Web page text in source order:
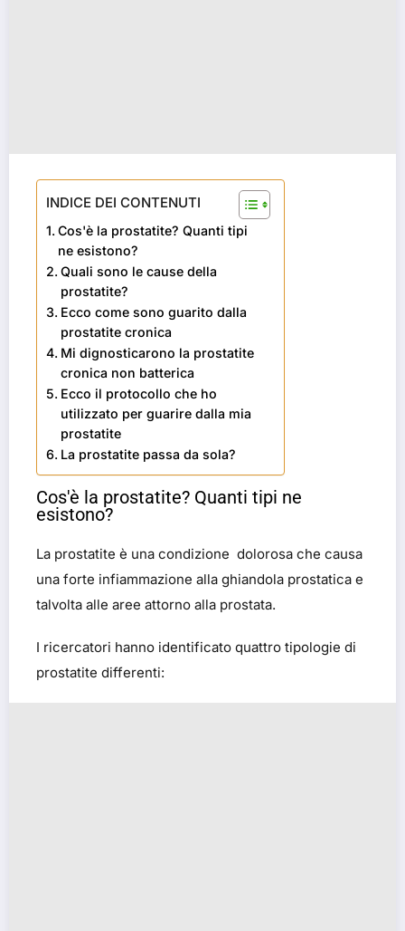
INDICE DEI CONTENUTI
Cos'è la prostatite? Quanti tipi
ne esistono?
Quali sono le cause della
prostatite?
Ecco come sono guarito dalla
prostatite cronica
Mi dignosticarono la prostatite
cronica non batterica
Ecco il protocollo che ho
utilizzato per guarire dalla mia
prostatite
La prostatite passa da sola?
Cos'è la prostatite? Quanti tipi ne
esistono?
La prostatite è una condizione dolorosa che causa
una forte infiammazione alla ghiandola prostatica e
talvolta alle aree attorno alla prostata.
I ricercatori hanno identificato quattro tipologie di
prostatite differenti: